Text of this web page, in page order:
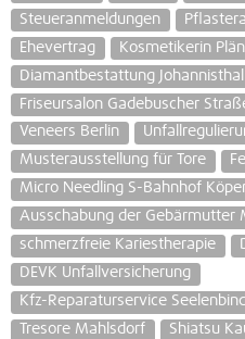
Steueranmeldungen
Ehevertrag
Kosmetikerin
Diamantbestattung Johannisthal
Friseursalon Gadebuscher
Veneers Berlin
Musterausstellung für Tore
Micro Needling S-Bahnhof
Ausschabung der Gebärmutter
schmerzfreie Kariestherapie
DEVK Unfallversicherung
Kfz-Reparaturservice
Tresore Mahlsdorf
Shiatsu